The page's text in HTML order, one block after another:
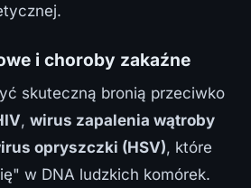
i choroby zakaźne
skuteczną bronią przeciwko
, wirus zapalenia wątroby
opryszczki (HSV), które
w DNA ludzkich komórek.